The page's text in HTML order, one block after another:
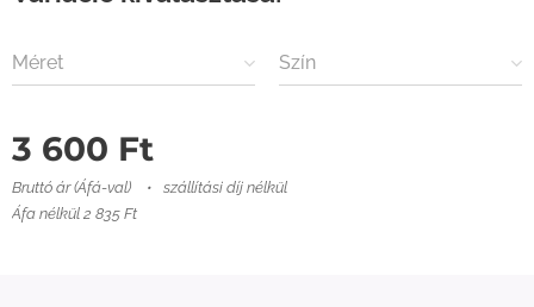
Méret Szín
3 600 Ft
Bruttó ár (Áfá-val)
szállítási díj nélkül
Áfa nélkül 2 835 Ft